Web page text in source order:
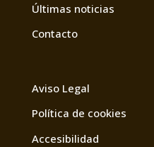
Últimas noticias
Contacto
Aviso Legal
Política de cookies
Accesibilidad